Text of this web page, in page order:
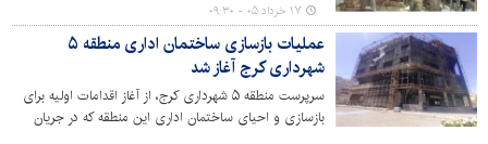
۱۷ خرداد ۰۵ - ۰۹:۳۰
عملیات بازسازی ساختمان اداری منطقه ۵
شهرداری کرج آغاز شد
سرپرست منطقه ۵ شهرداری کرج، از آغاز اقدامات اولیه برای
بازسازی و احیای ساختمان اداری این منطقه که در جریان
وقایع دی‌ماه سال گذشته دچار آسیب و حریق شده بود خبر